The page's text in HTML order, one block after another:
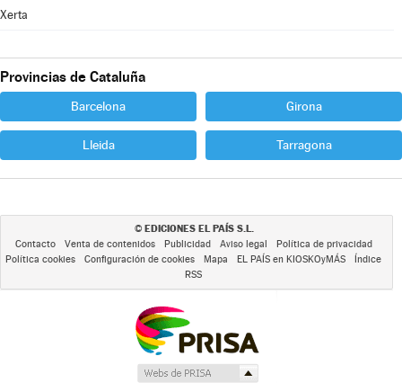
Xerta
Provincias de Cataluña
Barcelona Girona
Lleida Tarragona
© EDICIONES EL PAÍS S.L.
Contacto Venta de contenidos Publicidad Aviso legal
Política de privacidad
Política cookies
Configuración de cookies Mapa EL PAÍS en KIOSKOyMÁS
Índice
RSS